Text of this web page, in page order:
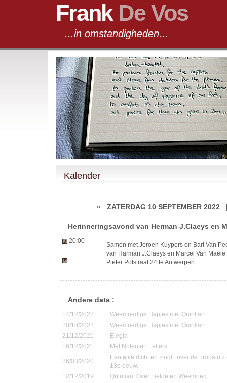
Frank De Vos
...in omstandigheden...
Kalender
« ZATERDAG 10 SEPTEMBER 2022
Herinneringsavond van Herman J.Claeys en
20:00
Samen met Jeroen Kuypers en Bart Van
van Harman J.Claeys en Marcel Van
Pieter Potstraat 24 te Antwerpen.
Andere data :
14/12/2022
Weemoedige Hapjes met Quirilian
20/10/2022
Weemoedige Hapjes met Quirilian
21/12/2021
Elegia
16/12/2021
Met Noten en Letters
26/03/2020
Een elite dicht en zingt : over de
13e eeuw.
12/12/2019
Quirilian: Over Liefde en Weemoed.